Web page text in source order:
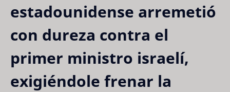
estadounidense arremetió
con dureza contra el
primer ministro israelí,
exigiéndole frenar la